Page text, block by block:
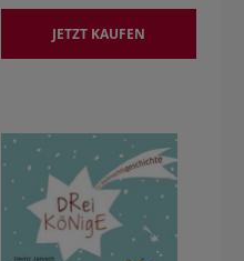
JETZT KAUFEN